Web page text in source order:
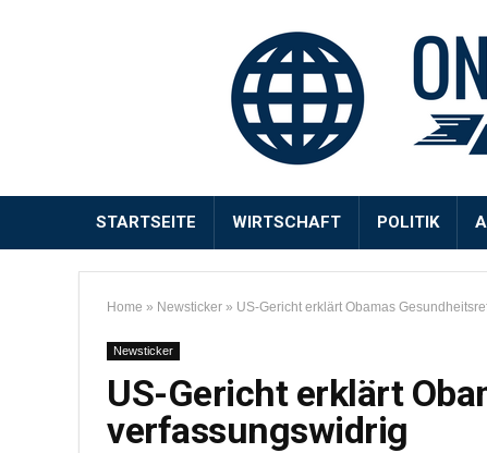
STARTSEITE WIRTSCHAFT POLITIK
Home » Newsticker » US-Gericht erklärt Obamas
Newsticker
US-Gericht erklärt
verfassungswidrig